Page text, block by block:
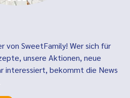
von SweetFamily! Wer sich für
unsere Aktionen, neue
interessiert, bekommt die News